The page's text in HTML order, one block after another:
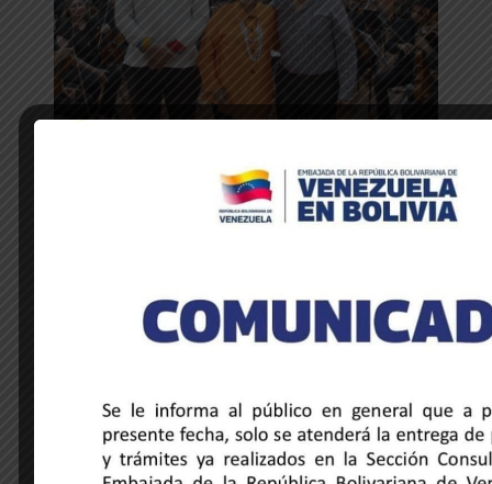
Venezuela y Honduras unidas a través